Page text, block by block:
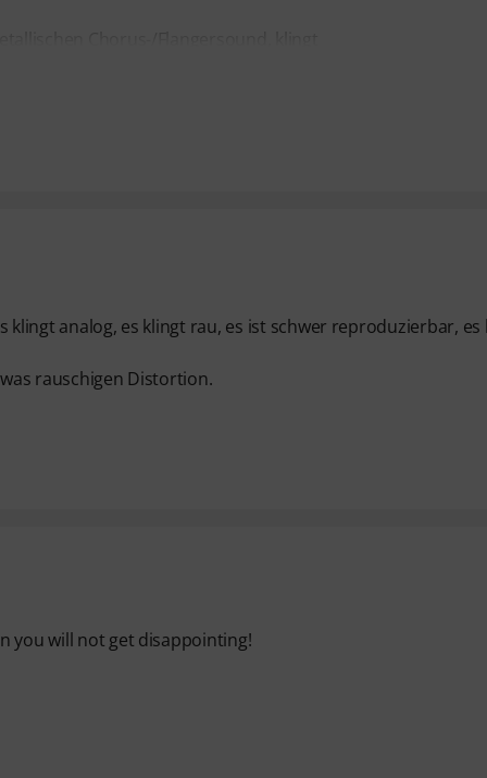
klingt analog, es klingt rau, es ist schwer reproduzierbar, es
rauschigen Distortion.
you will not get disappointing!